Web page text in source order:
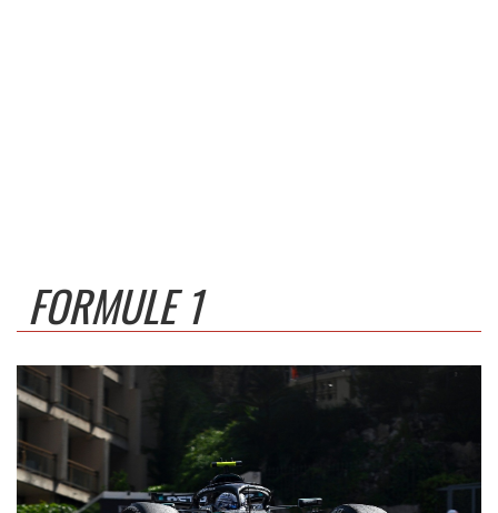
FORMULE 1